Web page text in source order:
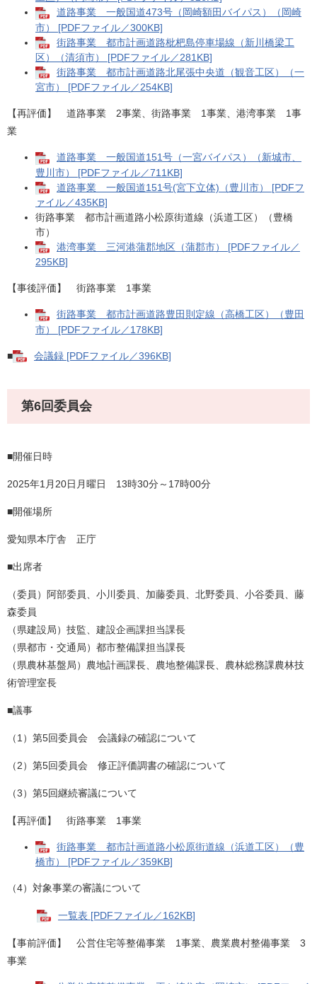
道路事業 一般国道473号（岡崎額田バイパス）（岡崎
市） [PDFファイル／300KB]
街路事業 都市計画道路枇杷島停車場線（新川橋梁工
区）（清須市） [PDFファイル／281KB]
街路事業 都市計画道路北尾張中央道（観音工区）（一
宮市） [PDFファイル／254KB]
【再評価】 道路事業 2事業、街路事業 1事業、港湾事業 1事
業
道路事業 一般国道151号（一宮バイパス）（新城市、
豊川市） [PDFファイル／711KB]
道路事業 一般国道151号(宮下立体)（豊川市） [PDFフ
ァイル／435KB]
街路事業 都市計画道路小松原街道線（浜道工区）（豊橋
市）
港湾事業 三河港蒲郡地区（蒲郡市） [PDFファイル／
295KB]
【事後評価】 街路事業 1事業
街路事業 都市計画道路豊田則定線（高橋工区）（豊田
市） [PDFファイル／178KB]
■ 会議録 [PDFファイル／396KB]
第6回委員会
■開催日時
2025年1月20日月曜日 13時30分～17時00分
■開催場所
愛知県本庁舎 正庁
■出席者
（委員）阿部委員、小川委員、加藤委員、北野委員、小谷委員、藤
森委員
（県建設局）技監、建設企画課担当課長
（県都市・交通局）都市整備課担当課長
（県農林基盤局）農地計画課長、農地整備課長、農林総務課農林技
術管理室長
■議事
（1）第5回委員会 会議録の確認について
（2）第5回委員会 修正評価調書の確認について
（3）第5回継続審議について
【再評価】 街路事業 1事業
街路事業 都市計画道路小松原街道線（浜道工区）（豊
橋市） [PDFファイル／359KB]
（4）対象事業の審議について
一覧表 [PDFファイル／162KB]
【事前評価】 公営住宅等整備事業 1事業、農業農村整備事業 3
事業